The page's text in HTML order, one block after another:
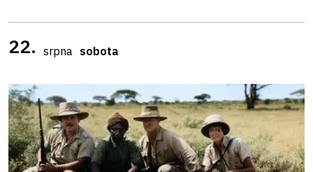
22. srpna sobota